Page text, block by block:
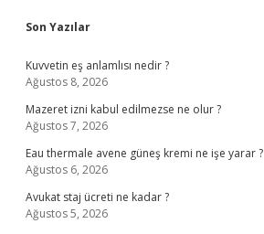
Sidebar
Son Yazılar
Kuvvetin eş anlamlısı nedir ?
Ağustos 8, 2026
Mazeret izni kabul edilmezse ne olur ?
Ağustos 7, 2026
Eau thermale avene güneş kremi ne işe yarar ?
Ağustos 6, 2026
Avukat staj ücreti ne kadar ?
Ağustos 5, 2026